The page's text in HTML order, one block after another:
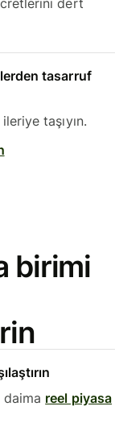
dert
tasarruf
taşıyın.
birimi
reel piyasa